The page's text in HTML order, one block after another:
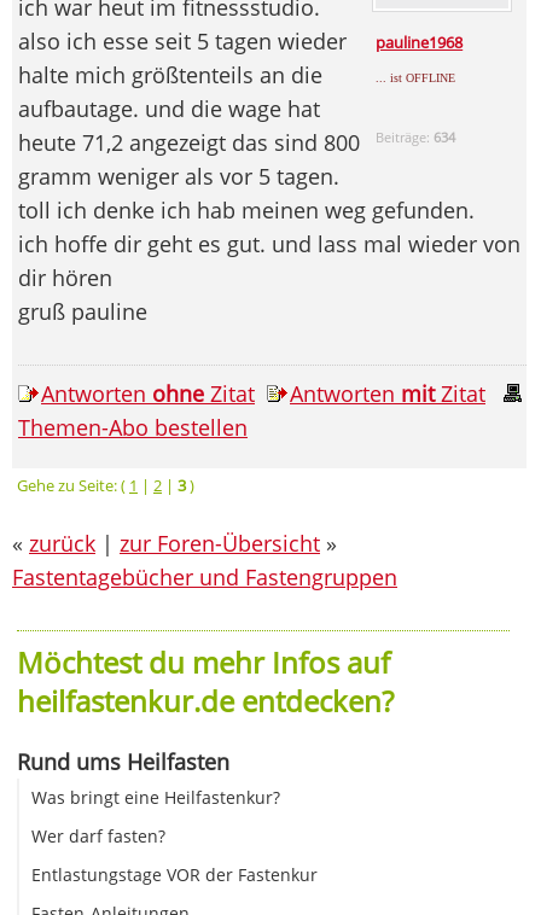
pauline1968
... ist OFFLINE
Beiträge: 634
ich war heut im fitnessstudio.
also ich esse seit 5 tagen wieder
halte mich größtenteils an die
aufbautage. und die wage hat
heute 71,2 angezeigt das sind 800
gramm weniger als vor 5 tagen.
toll ich denke ich hab meinen weg gefunden.
ich hoffe dir geht es gut. und lass mal wieder von
dir hören
gruß pauline
Antworten ohne Zitat Antworten mitZitat
Themen-Abo bestellen
Gehe zu Seite: ( 1 | 2 | 3)
« zurück | zur Foren-Übersicht »
Fastentagebücher und Fastengruppen
Möchtest du mehr Infos auf
heilfastenkur.de entdecken?
Rund ums Heilfasten
Was bringt eine Heilfastenkur?
Wer darf fasten?
Entlastungstage VOR der Fastenkur